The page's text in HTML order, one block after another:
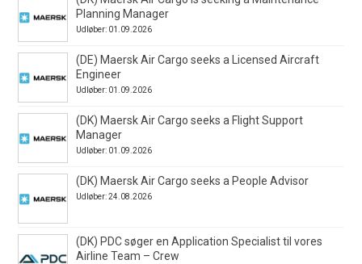
Planning Manager
Udløber: 01.09.2026
(DE) Maersk Air Cargo seeks a Licensed Aircraft
Engineer
Udløber: 01.09.2026
(DK) Maersk Air Cargo seeks a Flight Support
Manager
Udløber: 01.09.2026
(DK) Maersk Air Cargo seeks a People Advisor
Udløber: 24.08.2026
(DK) PDC søger en Application Specialist til vores
Airline Team – Crew